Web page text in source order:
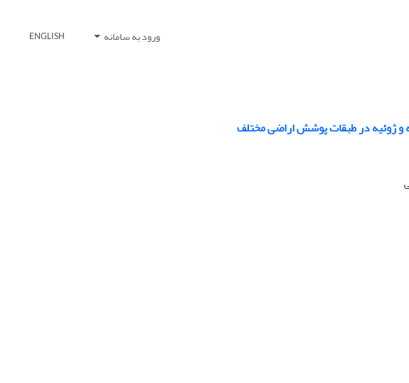
ورود به سامانه ENGLISH
و ژوئیه در طبقات پوشش اراضی مختلف